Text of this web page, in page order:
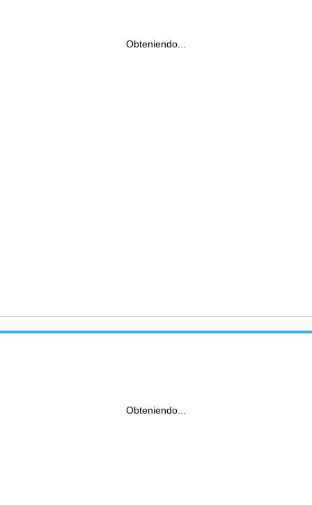
Obteniendo...
Obteniendo...